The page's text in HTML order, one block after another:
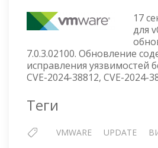
17
для
7.0.3.02100. Обновление
исправления уязвимостей
CVE-2024-38812, CVE-2024-
Теги
VMWARE UPDATE